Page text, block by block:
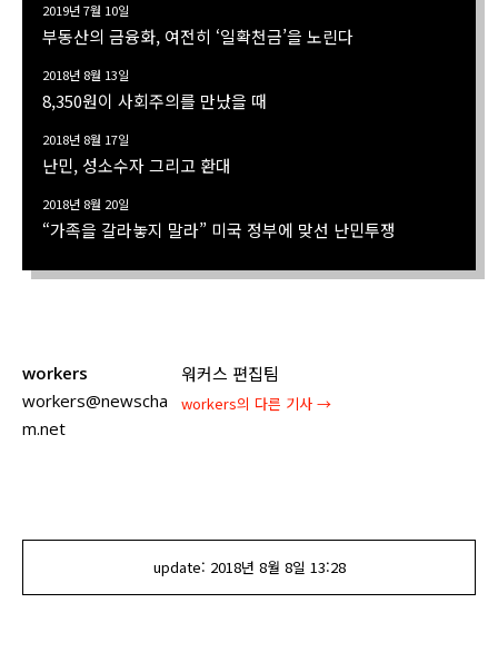
2019년 7월 10일
부동산의 금융화, 여전히 ‘일확천금’을 노린다
2018년 8월 13일
8,350원이 사회주의를 만났을 때
2018년 8월 17일
난민, 성소수자 그리고 환대
2018년 8월 20일
“가족을 갈라놓지 말라” 미국 정부에 맞선 난민투쟁
workers
workers@newscha
m.net
워커스 편집팀
workers의 다른 기사 →
update: 2018년 8월 8일 13:28